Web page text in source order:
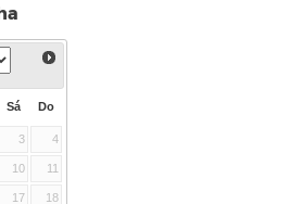
Sá Do
3 4
10 11
17 18